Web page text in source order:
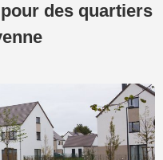
des quartiers